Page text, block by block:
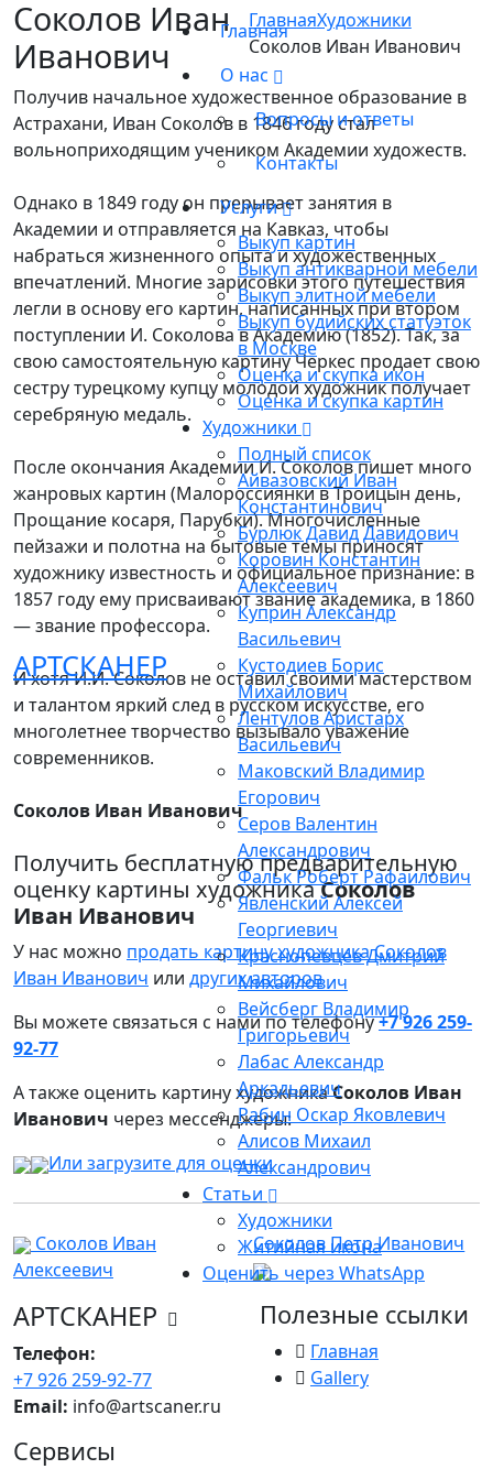
АРТСКАНЕР
Главная
О нас
Вопросы и ответы
Контакты
Услуги
Выкуп картин
Выкуп антикварной мебели
Выкуп элитной мебели
Выкуп будийских статуэток
в Москве
Оценка и скупка икон
Оценка и скупка картин
Художники
Полный список
Айвазовский Иван
Константинович
Бурлюк Давид Давидович
Коровин Константин
Алексеевич
Куприн Александр
Васильевич
Кустодиев Борис
Михайлович
Лентулов Аристарх
Васильевич
Маковский Владимир
Егорович
Серов Валентин
Александрович
Фальк Роберт Рафаилович
Явленский Алексей
Георгиевич
Краснопевцев Дмитрий
Михайлович
Вейсберг Владимир
Григорьевич
Лабас Александр
Аркадьевич
Рабин Оскар Яковлевич
Алисов Михаил
Александрович
Статьи
Художники
Житийная икона
Оценить через WhatsApp
Соколов Иван
Иванович
ГлавнаяХудожники
Соколов Иван Иванович
Получив начальное художественное образование в
Астрахани, Иван Соколов в 1846 году стал
вольноприходящим учеником Академии художеств.
Однако в 1849 году он прерывает занятия в
Академии и отправляется на Кавказ, чтобы
набраться жизненного опыта и художественных
впечатлений. Многие зарисовки этого путешествия
легли в основу его картин, написанных при втором
поступлении И. Соколова в Академию (1852). Так, за
свою самостоятельную картину Черкес продает свою
сестру турецкому купцу молодой художник получает
серебряную медаль.
После окончания Академии И. Соколов пишет много
жанровых картин (Малороссиянки в Троицын день,
Прощание косаря, Парубки). Многочисленные
пейзажи и полотна на бытовые темы приносят
художнику известность и официальное признание: в
1857 году ему присваивают звание академика, в 1860
— звание профессора.
И хотя И.И. Соколов не оставил своими мастерством
и талантом яркий след в русском искусстве, его
многолетнее творчество вызывало уважение
современников.
Соколов Иван Иванович
Получить бесплатную предварительную
оценку картины художникаСоколов
Иван Иванович
У нас можно продать картину художника Соколов
Иван Иванович или других авторов
Вы можете связаться с нами по телефону+7 926 259-
92-77
А также оценить картину художникаСоколов Иван
Иванович через мессенджеры:
Или загрузите для оценки
Соколов Иван
Алексеевич
Соколов Петр Иванович
АРТСКАНЕР
Телефон:
+7 926 259-92-77
Email: info@artscaner.ru
Полезные ссылки
Главная
Gallery
Сервисы